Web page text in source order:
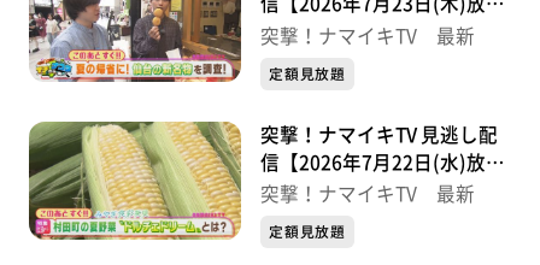
信【2026年7月23日(木)放送
分】
突撃！ナマイキTV 最新
定額見放題
突撃！ナマイキTV 見逃し配
信【2026年7月22日(水)放送
分】
突撃！ナマイキTV 最新
定額見放題